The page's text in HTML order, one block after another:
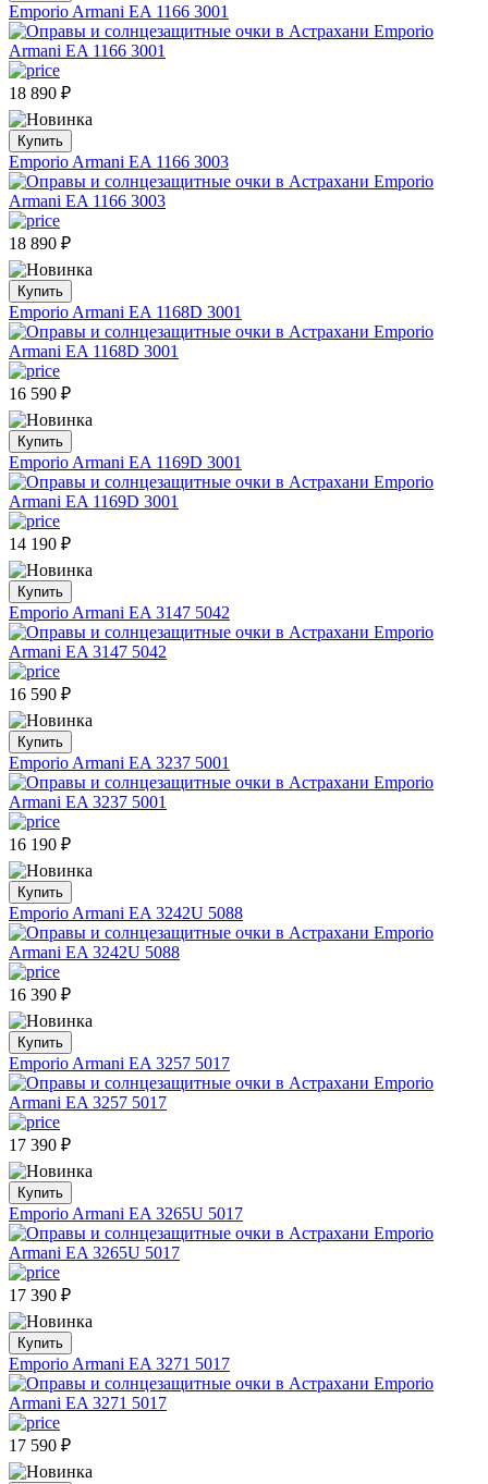
Emporio Armani EA 1166 3001
18 890 ₽
Купить
Emporio Armani EA 1166 3003
18 890 ₽
Купить
Emporio Armani EA 1168D 3001
16 590 ₽
Купить
Emporio Armani EA 1169D 3001
14 190 ₽
Купить
Emporio Armani EA 3147 5042
16 590 ₽
Купить
Emporio Armani EA 3237 5001
16 190 ₽
Купить
Emporio Armani EA 3242U 5088
16 390 ₽
Купить
Emporio Armani EA 3257 5017
17 390 ₽
Купить
Emporio Armani EA 3265U 5017
17 390 ₽
Купить
Emporio Armani EA 3271 5017
17 590 ₽